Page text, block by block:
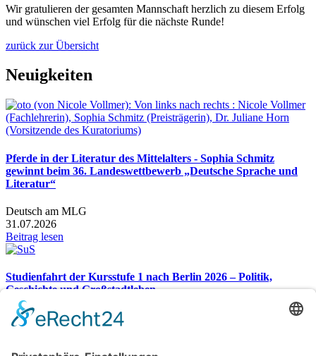
Wir gratulieren der gesamten Mannschaft herzlich zu diesem Erfolg
und wünschen viel Erfolg für die nächste Runde!
zurück zur Übersicht
Neuigkeiten
Pferde in der Literatur des Mittelalters - Sophia Schmitz
gewinnt beim 36. Landeswettbewerb „Deutsche Sprache und
Literatur“
Deutsch am MLG
31.07.2026
Beitrag lesen
Studienfahrt der Kursstufe 1 nach Berlin 2026 – Politik,
Geschichte und Großstadtleben
Studienfahrt nach Berlin 2026
26.07.2026